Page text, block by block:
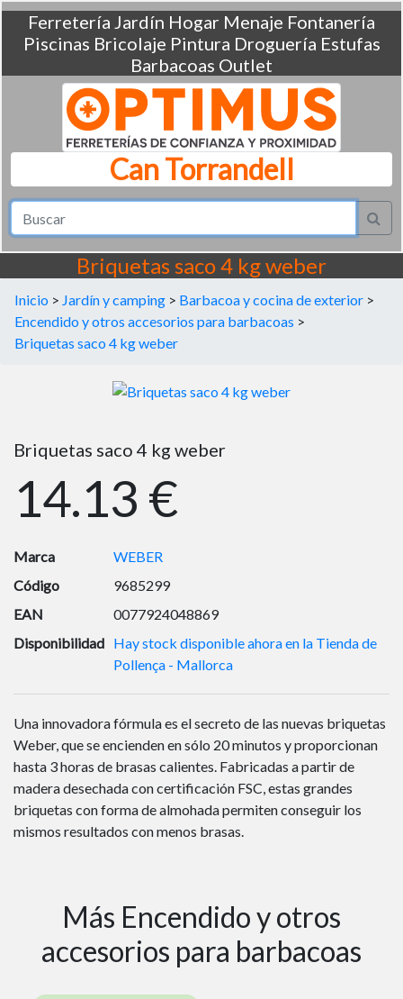
Ferretería Jardín Hogar Menaje Fontanería
Piscinas Bricolaje Pintura Droguería Estufas
Barbacoas Outlet
Can Torrandell
Briquetas saco 4 kg weber
Inicio > Jardín y camping > Barbacoa y cocina de exterior >
Encendido y otros accesorios para barbacoas >
Briquetas saco 4 kg weber
Briquetas saco 4 kg weber
14.13 €
Marca
WEBER
Código
9685299
EAN
0077924048869
Disponibilidad Hay stock disponible ahora en la Tienda de
Pollença - Mallorca
Una innovadora fórmula es el secreto de las nuevas briquetas
Weber, que se encienden en sólo 20 minutos y proporcionan
hasta 3 horas de brasas calientes. Fabricadas a partir de
madera desechada con certificación FSC, estas grandes
briquetas con forma de almohada permiten conseguir los
mismos resultados con menos brasas.
Más Encendido y otros
accesorios para barbacoas